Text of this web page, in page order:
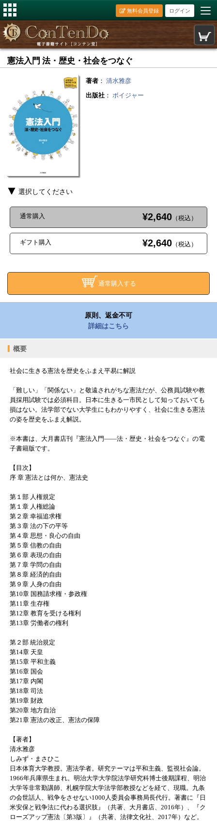
ログイン
無料会員登録
憲法入門 法・歴史・社会をつなぐ
著者 ： 清水雅彦
出版社 ： ボイジャー
選択してください
通常購入 ¥2,640 （税込）
ギフト購入 ¥2,640 （税込）
通常購入する
原則、返金不可
詳細はこちら
概要
社会に生きる憲法を歴史をふまえ平易に解説
「難しい」「関係ない」と敬遠されがちな憲法だが、公務員試験や教
員採用試験では必須科目。日本に生きる一市民として知っておいても
損はない。法学部でない大学生にもわかりやすく、社会に生きる憲法
の姿を歴史をふまえ解説。
※本書は、大月書店刊『憲法入門――法・歴史・社会をつなぐ』の電
子書籍版です。
【目次】
序 章 憲法とは何か、憲法史
第１部 人権規定
第１章 人権総論
第２章 幸福追求権
第３章 法の下の平等
第４章 思想・良心の自由
第５章 信教の自由
第６章 表現の自由
第７章 学問の自由
第８章 経済的自由
第９章 人身の自由
第10章 国務請求権・参政権
第11章 生存権
第12章 教育を受ける権利
第13章 労働者の権利
第２部 統治規定
第14章 天皇
第15章 平和主義
第16章 国会
第17章 内閣
第18章 司法
第19章 財政
第20章 地方自治
第21章 憲法の改正、憲法の保障
【著者】
清水雅彦
しみず・まさひこ
日本体育大学教授。憲法学者。研究テーマは平和主義、監視社会論。
1966年兵庫県生まれ。明治大学大学院法学研究科博士後期課程、明治
大学等非常勤講師、札幌学院大学法学部教授などを経て、現職。九条
の会世話人、戦争をさせない1000人委員会事務局長代行。著書に『日
米安保と戦争法に代わる選択肢』（共著、大月書店、2016年）、『ク
ローズアップ憲法〔第3版〕』（共著、法律文化社、2017年）など。